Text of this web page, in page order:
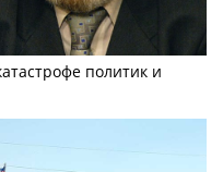
политик и